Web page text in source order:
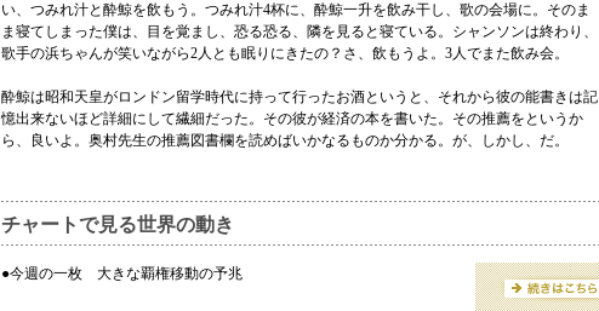
い、つみれ汁と酔鯨を飲もう。つみれ汁4杯に、酔鯨一升を飲み干し、歌の会場に。そのま
ま寝てしまった僕は、目を覚まし、恐る恐る、隣を見ると寝ている。シャンソンは終わり、
歌手の浜ちゃんが笑いながら2人とも眠りにきたの？さ、飲もうよ。3人でまた飲み会。
酔鯨は昭和天皇がロンドン留学時代に持って行ったお酒というと、それから彼の能書きは記
憶出来ないほど詳細にして繊細だった。その彼が経済の本を書いた。その推薦をというか
ら、良いよ。奥村先生の推薦図書欄を読めばいかなるものか分かる。が、しかし、だ。
チャートで見る世界の動き
●今週の一枚 大きな覇権移動の予兆